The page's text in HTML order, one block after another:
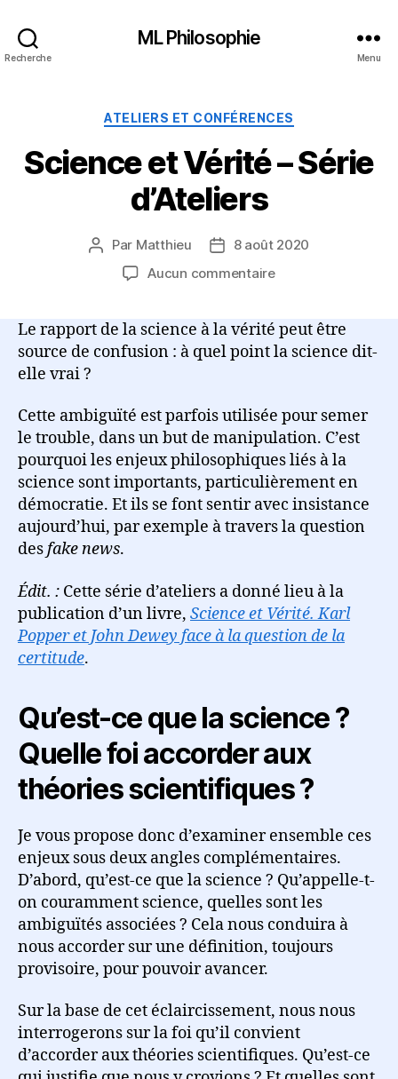
Recherche
ML Philosophie
Menu
Catégories
ATELIERS ET CONFÉRENCES
Science et Vérité – Série
d’Ateliers
Auteur
l’article
Par Matthieu
Date8 août 2020
Aucun commentairesur
Vérité
–
Le rapport de la science à la vérité peut être
source de confusion : à quel point la science dit-
elle vrai ?
Cette ambiguïté est parfois utilisée pour semer
le trouble, dans un but de manipulation. C’est
pourquoi les enjeux philosophiques liés à la
science sont importants, particulièrement en
démocratie. Et ils se font sentir avec insistance
aujourd’hui, par exemple à travers la question
desfake news.
Édit. : Cette série d’ateliers a donné lieu à la
publication d’un livre, Science et Vérité. Karl
Popper et John Dewey face à la question de la
certitude.
Qu’est-ce que la science ?
Quelle foi accorder aux
théories scientifiques ?
Je vous propose donc d’examiner ensemble ces
enjeux sous deux angles complémentaires.
D’abord, qu’est-ce que la science ? Qu’appelle-t-
on couramment science, quelles sont les
ambiguïtés associées ? Cela nous conduira à
nous accorder sur une définition, toujours
provisoire, pour pouvoir avancer.
Sur la base de cet éclaircissement, nous nous
interrogerons sur la foi qu’il convient
d’accorder aux théories scientifiques. Qu’est-ce